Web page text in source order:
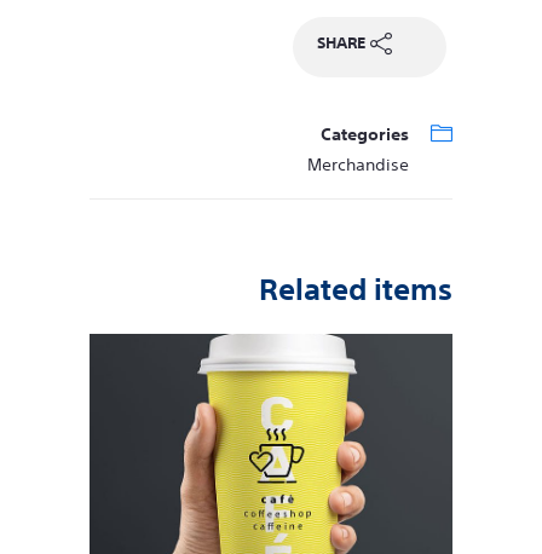
SHARE
Categories
Merchandise
Related items